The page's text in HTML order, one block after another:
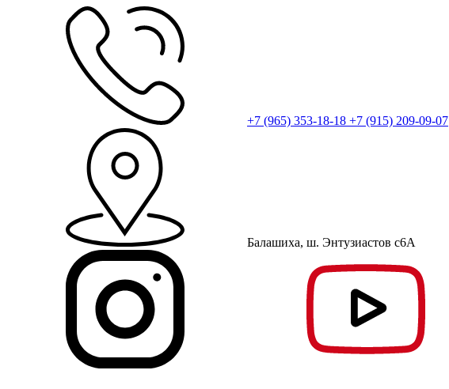
+7 (965) 353-18-18 +7 (915) 209-09-07
Балашиха, ш. Энтузиастов с6А